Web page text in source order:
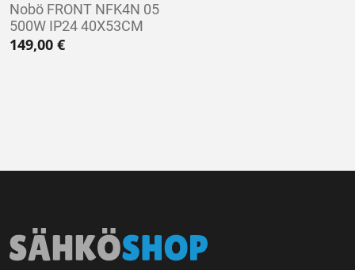
Nobö FRONT NFK4N 05
500W IP24 40X53CM
149,00 €